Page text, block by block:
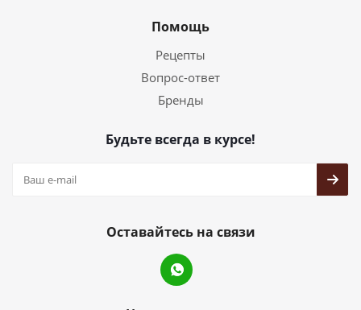
Помощь
Рецепты
Вопрос-ответ
Бренды
Будьте всегда в курсе!
Оставайтесь на связи